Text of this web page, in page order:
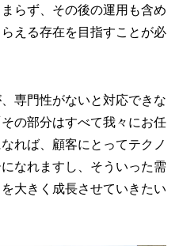
らず、その後の運用も含め
える存在を目指すことが必
専門性がないと対応できな
の部分はすべて我々にお任
れば、顧客にとってテクノ
なれますし、そういった需
大きく成長させていきたい